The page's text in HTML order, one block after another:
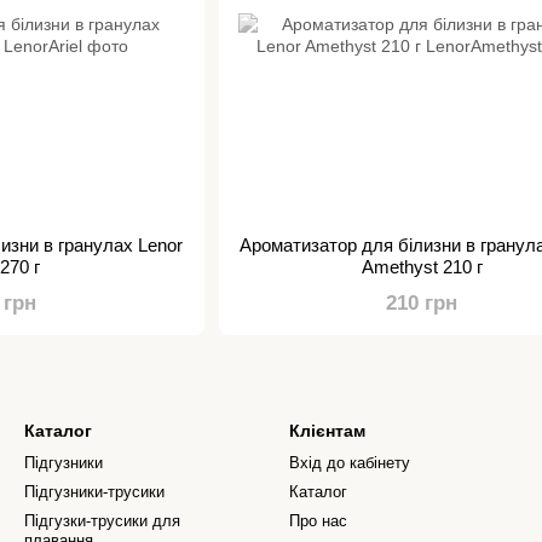
в гранулах Lenor
г
Ароматизатор для білизни в
Amethyst 210 г
210 грн
Каталог
Підгузники
Підгузники-трусики
Підгузки-трусики для
Клієнтам
Вхід до кабінету
Каталог
Про нас